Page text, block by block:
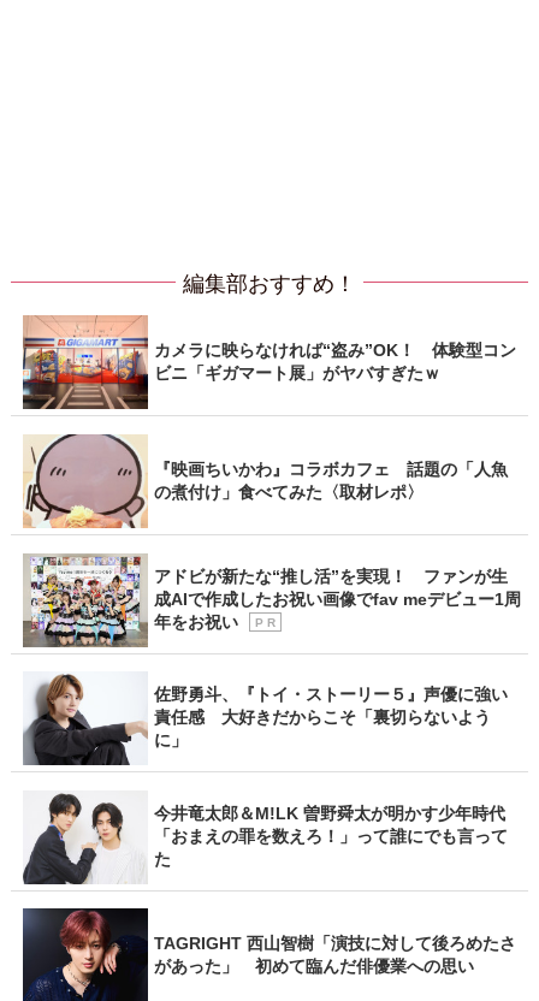
編集部おすすめ！
カメラに映らなければ“盗み”OK！ 体験型コン
ビニ「ギガマート展」がヤバすぎたｗ
『映画ちいかわ』コラボカフェ 話題の「人魚
の煮付け」食べてみた〈取材レポ〉
アドビが新たな“推し活”を実現！ ファンが生
成AIで作成したお祝い画像でfav meデビュー1周
年をお祝い
P R
佐野勇斗、『トイ・ストーリー５』声優に強い
責任感 大好きだからこそ「裏切らないよう
に」
今井竜太郎＆M!LK 曽野舜太が明かす少年時代
「おまえの罪を数えろ！」って誰にでも言って
た
TAGRIGHT 西山智樹「演技に対して後ろめたさ
があった」 初めて臨んだ俳優業への思い